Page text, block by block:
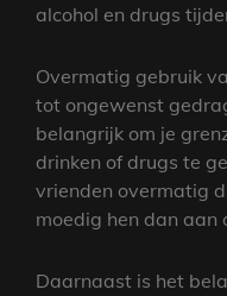
alcohol en drugs
Overmatig gebruik
tot ongewenst
belangrijk om je
drinken of drugs te
vrienden overmatig
moedig hen dan aan
Daarnaast is het